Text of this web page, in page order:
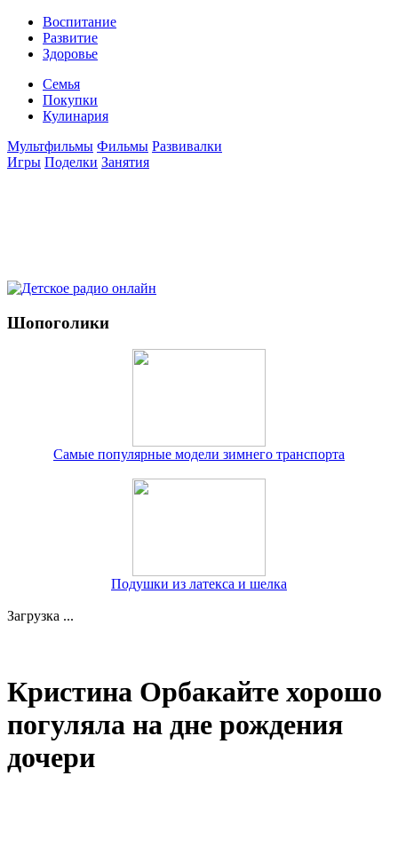
Воспитание
Развитие
Здоровье
Семья
Покупки
Кулинария
Мультфильмы Фильмы Развивалки
Игры Поделки Занятия
Шопоголики
Самые популярные модели зимнего транспорта
Подушки из латекса и шелка
Загрузка ...
Кристина Орбакайте хорошо
погуляла на дне рождения
дочери